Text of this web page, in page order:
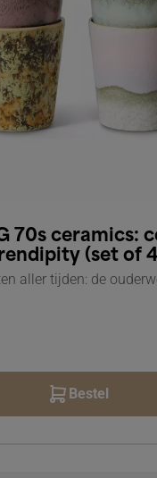
70s ceramics:
(set of
aller tijden: de
Bestel